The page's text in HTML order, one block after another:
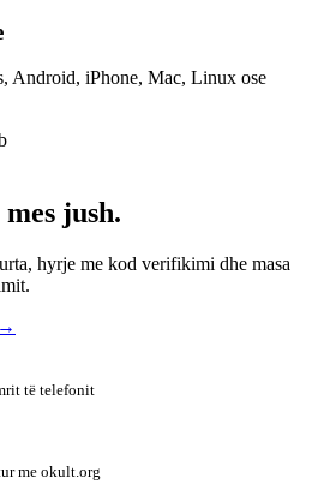
Android, iPhone, Mac, Linux ose
jush.
hyrje me kod verifikimi dhe masa
të telefonit
me okult.org